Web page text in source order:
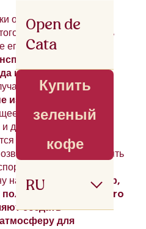
Open de
Cata
Купить
зеленый
кофе
RU
обработанных
чтобы не повредить
его свойства.
кофе
мешков: и и
речь идет о
из натуральных
время и в
даже от каждого
другие виды
лучше сохранять
из страны
назначения.
Например,
полипропилен, GrainPro
создать
для